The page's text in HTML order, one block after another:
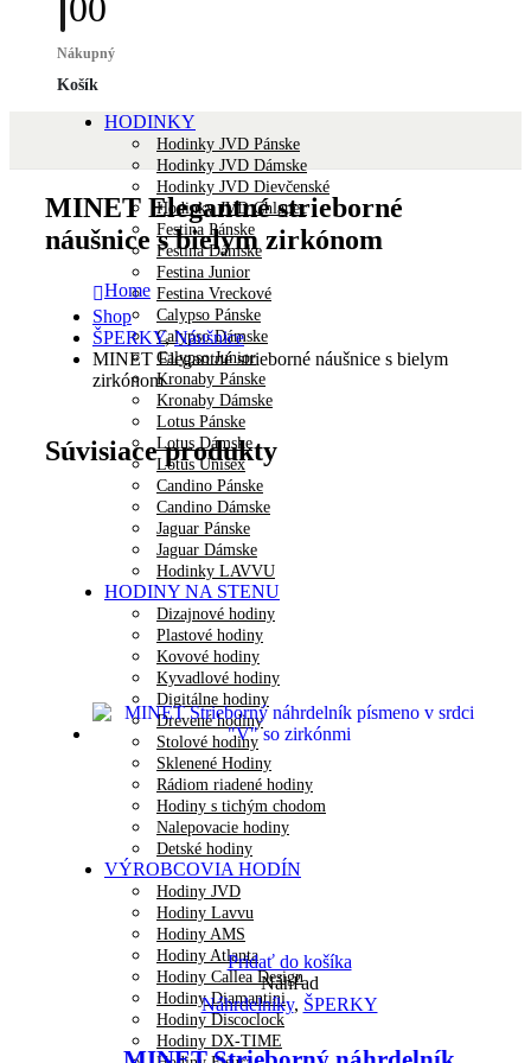
Nákupný
Košík
HODINKY
Hodinky JVD Pánske
Hodinky JVD Dámske
Hodinky JVD Dievčenské
Hodinky JVD Chlapec
Festina Pánske
Festina Dámske
Festina Junior
Festina Vreckové
Calypso Pánske
Calypso Dámske
Calypso Junior
Kronaby Pánske
Kronaby Dámske
Lotus Pánske
Lotus Dámske
Lotus Unisex
Candino Pánske
Candino Dámske
Jaguar Pánske
Jaguar Dámske
Hodinky LAVVU
HODINY NA STENU
Dizajnové hodiny
Plastové hodiny
Kovové hodiny
Kyvadlové hodiny
Digitálne hodiny
Drevené hodiny
Stolové hodiny
Sklenené Hodiny
Rádiom riadené hodiny
Hodiny s tichým chodom
Nalepovacie hodiny
Detské hodiny
VÝROBCOVIA HODÍN
Hodiny JVD
Hodiny Lavvu
Hodiny AMS
Hodiny Atlanta
Hodiny Callea Design
Hodiny Diamantini
Hodiny Discoclock
Hodiny DX-TIME
MINET Elegantné strieborné
náušnice s bielym zirkónom
Home
Shop
ŠPERKY,Náušnice
MINET Elegantné strieborné náušnice s bielym
zirkónom
Súvisiace produkty
Pridať do košíka
Náhľad
Náhrdelníky, ŠPERKY